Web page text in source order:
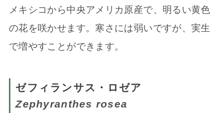
メキシコから中央アメリカ原産で、明るい黄色
の花を咲かせます。寒さには弱いですが、実生
で増やすことができます。
ゼフィランサス・ロゼア
Zephyranthes rosea